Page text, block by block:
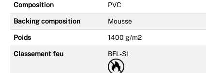
Composition PVC
Backing composition Mousse
Poids 1400 g/m2
Classement feu BFL-S1